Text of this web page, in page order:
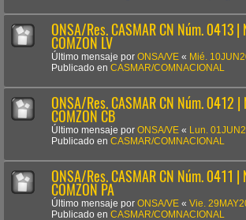
ONSA/Res. CASMAR CN Núm. 0413
COMZON LV
Último mensaje por ONSA/VE « Mié.
Publicado en CASMAR/COMNACIONAL
ONSA/Res. CASMAR CN Núm. 0412
COMZON CB
Último mensaje por ONSA/VE «
Lun.
Publicado en CASMAR/COMNACIONAL
ONSA/Res. CASMAR CN Núm. 0411
COMZON PA
Último mensaje por ONSA/VE « Vie.
Publicado en CASMAR/COMNACIONAL